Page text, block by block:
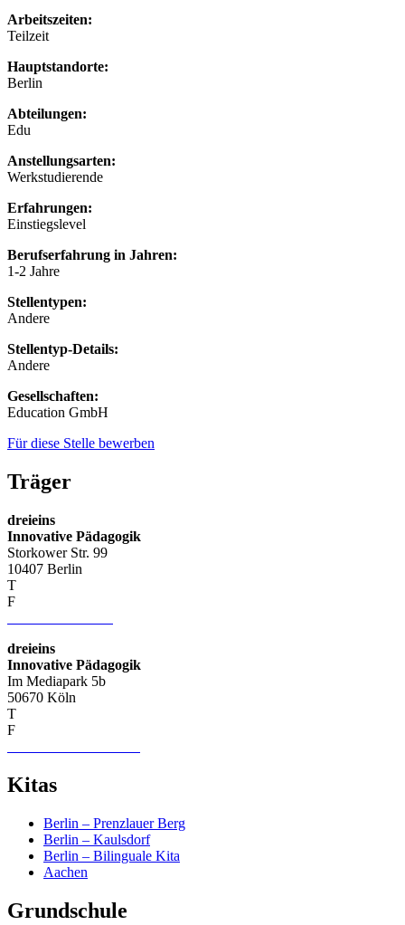
Arbeitszeiten:
Teilzeit
Hauptstandorte:
Berlin
Abteilungen:
Edu
Anstellungsarten:
Werkstudierende
Erfahrungen:
Einstiegslevel
Berufserfahrung in Jahren:
1-2 Jahre
Stellentypen:
Andere
Stellentyp-Details:
Andere
Gesellschaften:
Education GmbH
Für diese Stelle bewerben
Träger
dreieins
Innovative Pädagogik
Storkower Str. 99
10407 Berlin
T
F
dreieins
Innovative Pädagogik
Im Mediapark 5b
50670 Köln
T
F
Kitas
Berlin – Prenzlauer Berg
Berlin – Kaulsdorf
Berlin – Bilinguale Kita
Aachen
Grundschule